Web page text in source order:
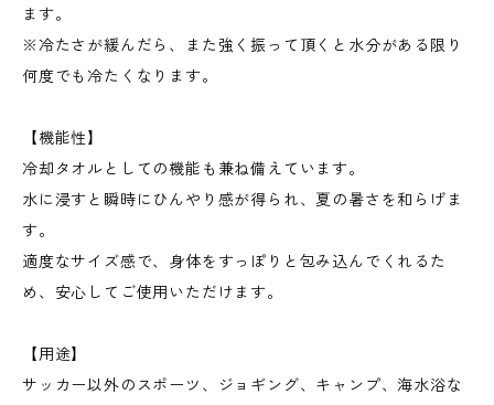
ます。
※冷たさが緩んだら、また強く振って頂くと水分がある限り
何度でも冷たくなります。
【機能性】
冷却タオルとしての機能も兼ね備えています。
水に浸すと瞬時にひんやり感が得られ、夏の暑さを和らげま
す。
適度なサイズ感で、身体をすっぽりと包み込んでくれるた
め、安心してご使用いただけます。
【用途】
サッカー以外のスポーツ、ジョギング、キャンプ、海水浴な